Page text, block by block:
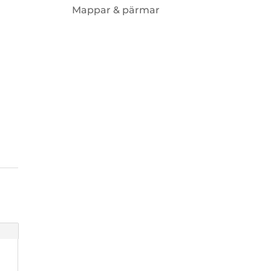
Mappar & pärmar